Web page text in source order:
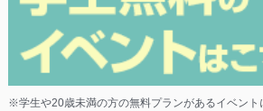
※学生や20歳未満の方の無料プランがあるイベント